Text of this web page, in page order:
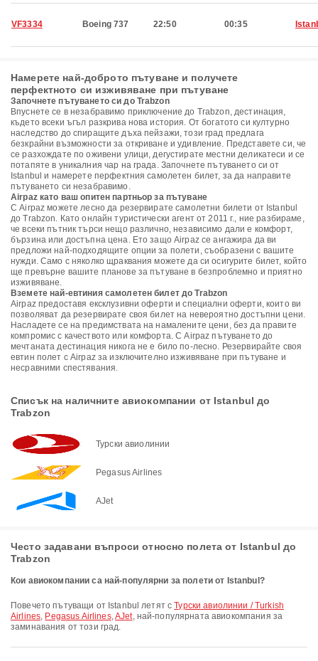
VF3334 Boeing 737 22:50 00:35
Намерете най-доброто пътуване и получете
перфектното си изживяване при пътуване
Започнете пътуването си до Trabzon
Впуснете се в незабравимо приключение до Trabzon, дестинация,
където всеки ъгъл разкрива нова история. От богатото си културно
наследство до спиращите дъха пейзажи, този град предлага
безкрайни възможности за откриване и удивление. Представете си, че
се разхождате по оживени улици, дегустирате местни деликатеси и се
потапяте в уникалния чар на града. Започнете пътуването си от
Istanbul и намерете перфектния самолетен билет, за да направите
пътуването си незабравимо.
Airpaz като ваш опитен партньор за пътуване
С Airpaz можете лесно да резервирате самолетни билети от Istanbul
до Trabzon. Като онлайн туристически агент от 2011 г., ние разбираме,
че всеки пътник търси нещо различно, независимо дали е комфорт,
бързина или достъпна цена. Ето защо Airpaz се ангажира да ви
предложи най-подходящите опции за полети, съобразени с вашите
нужди. Само с няколко щраквания можете да си осигурите билет, който
ще превърне вашите планове за пътуване в безпроблемно и приятно
изживяване.
Вземете най-евтиния самолетен билет до Trabzon
Airpaz предоставя ексклузивни оферти и специални оферти, които ви
позволяват да резервирате своя билет на невероятно достъпни цени.
Насладете се на предимствата на намалените цени, без да правите
компромис с качеството или комфорта. С Airpaz пътуването до
мечтаната дестинация никога не е било по-лесно. Резервирайте своя
евтин полет с Airpaz за изключително изживяване при пътуване и
несравними спестявания.
Списък на наличните авиокомпании от Istanbul до
Trabzon
Турски авиолинии
Pegasus Airlines
AJet
Често задавани въпроси относно полета от Istanbul до
Trabzon
Кои авиокомпании са най-популярни за полети от Istanbul?
Повечето пътуващи от Istanbul летят сТурски авиолинии / Turkish
Airlines, Pegasus Airlines,AJet, най-популярната авиокомпания за
заминавания от този град.